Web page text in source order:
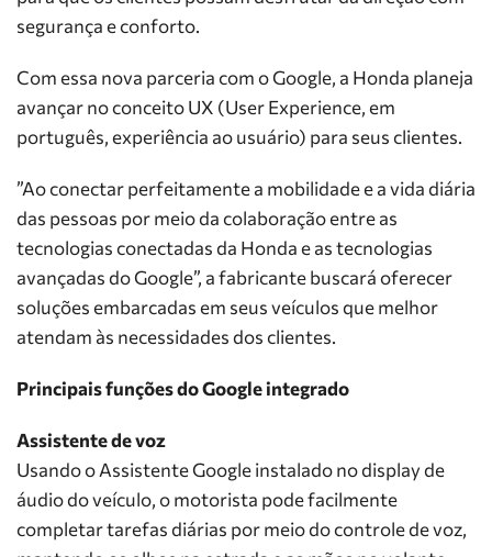
segurança e conforto.
Com essa nova parceria com o Google, a Honda planeja
avançar no conceito UX (User Experience, em
português, experiência ao usuário) para seus clientes.
”Ao conectar perfeitamente a mobilidade e a vida diária
das pessoas por meio da colaboração entre as
tecnologias conectadas da Honda e as tecnologias
avançadas do Google”, a fabricante buscará oferecer
soluções embarcadas em seus veículos que melhor
atendam às necessidades dos clientes.
Principais funções do Google integrado
Assistente de voz
Usando o Assistente Google instalado no display de
áudio do veículo, o motorista pode facilmente
completar tarefas diárias por meio do controle de voz,